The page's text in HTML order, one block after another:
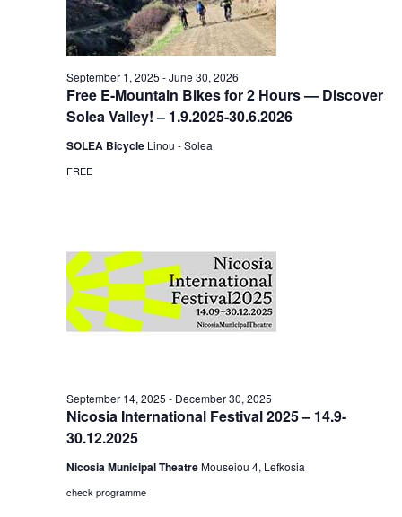
Free E-Mountain Bikes for 2 Hours — Discover
Solea Valley! – 1.9.2025-30.6.2026
September 1, 2025 -June 30, 2026
SOLEA Bicycle Linou - Solea
FREE
Nicosia International Festival 2025 – 14.9-
30.12.2025
September 14, 2025 - December 30, 2025
Nicosia Municipal TheatreMouseiou 4, Lefkosia
check programme